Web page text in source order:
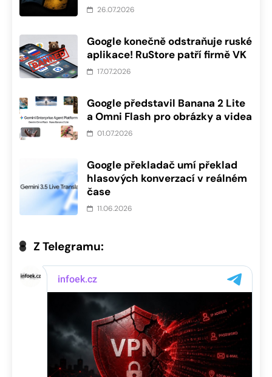
26.07.2026
Google konečně odstraňuje ruské
aplikace! RuStore patří firmě VK
17.07.2026
Google představil Banana 2 Lite
a Omni Flash pro obrázky a videa
01.07.2026
Google překladač umí překlad
hlasových konverzací v reálném
čase
11.06.2026
Z Telegramu: